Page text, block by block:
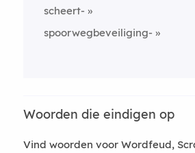
scheert-
spoorwegbeveiliging-
Woorden die eindigen op
Vind woorden voor Wordfeud,